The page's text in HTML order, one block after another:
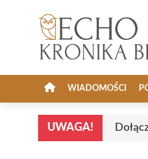
WIADOMOŚCI
UWAGA!